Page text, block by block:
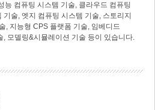
능 컴퓨팅 시스템 기술, 클라우드 컴퓨팅
술, 엣지 컴퓨팅 시스템 기술, 스토리지
, 지능형 CPS 플랫폼 기술, 임베디드
, 모델링&시뮬레이션 기술 등이 있습니다.